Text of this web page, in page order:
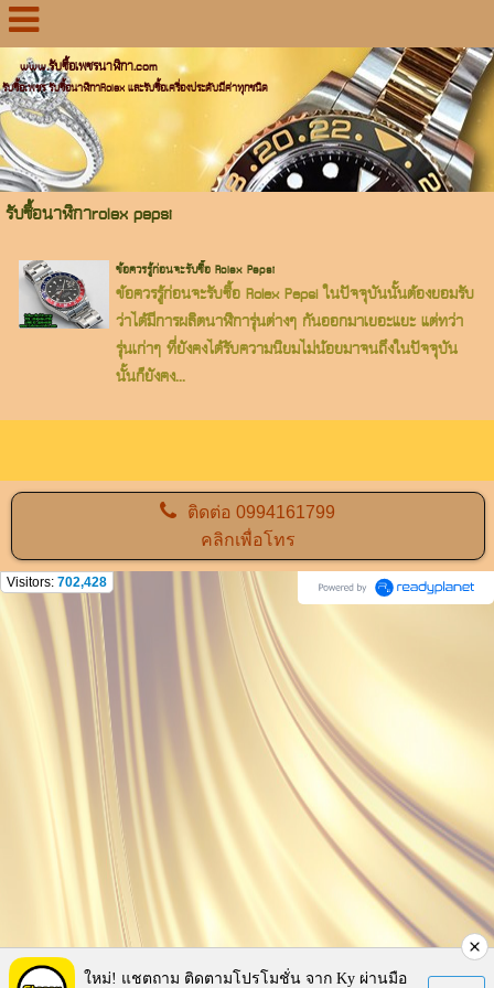
www.รับซื้อเพชรนาฬิกา.com
รับซื้อเพชร รับซื้อนาฬิกาRolex และรับซื้อเครื่องประดับมีค่าทุกชนิด
รับซื้อนาฬิกาrolex pepsi
ข้อควรรู้ก่อนจะรับซื้อ Rolex Pepsi
ข้อควรรู้ก่อนจะรับซื้อ Rolex Pepsi ในปัจจุบันนั้นต้องยอมรับ
ว่าได้มีการผลิตนาฬิการุ่นต่างๆ กันออกมาเยอะแยะ แต่ทว่า
รุ่นเก่าๆ ที่ยังคงได้รับความนิยมไม่น้อยมาจนถึงในปัจจุบัน
นั้นก็ยังคง...
ติดต่อ0994161799
คลิกเพื่อโทร
Visitors: 702,428
ใหม่! แชตถาม ติดตามโปรโมชั่น จาก Ky ผ่านมือ